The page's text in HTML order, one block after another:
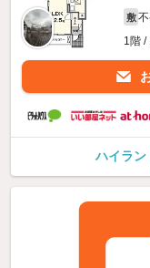
敷
1階 /
ハイラ